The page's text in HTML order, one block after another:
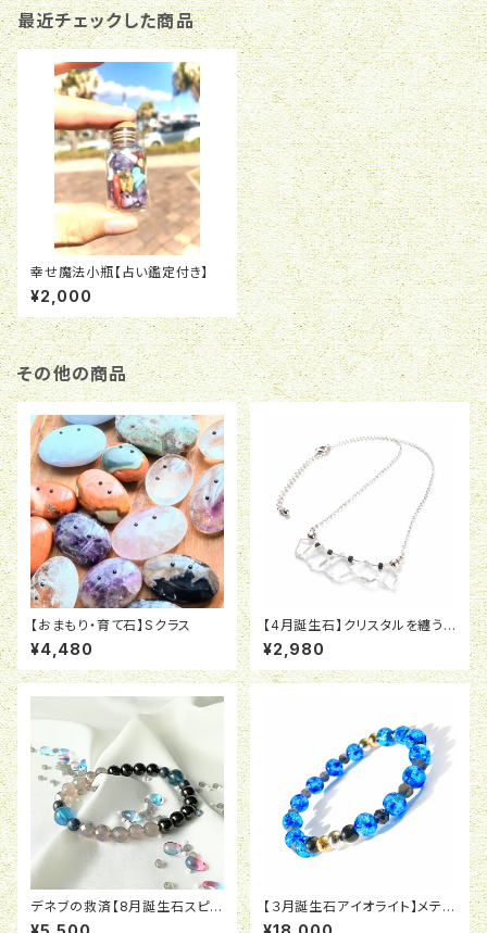
最近チェックした商品
幸せ魔法小瓶【占い鑑定付き】
¥2,000
その他の商品
【おまもり・育て石】Sクラス
¥4,480
【4月誕生石】クリスタルを纏う
ネックレス【PPシリーズ】
¥2,980
デネブの救済【8月誕生石スピネ
ル】
【３月誕生石アイオライト】メテ
オ・コスモナフトラル【隕石】